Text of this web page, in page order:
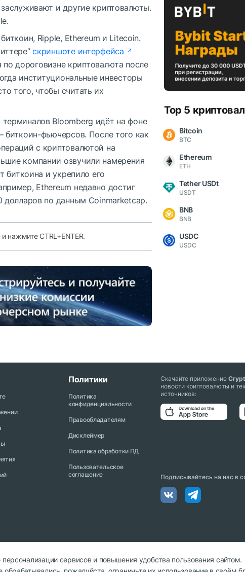
и другие криптовалюты.
Ripple, Ethereum и Litecoin.
скриншоте интерфейса
по дороговизне криптовалюта после
институциональные инвесторы
того, чтобы считать их
Bloomberg идёт на фоне
биткоин-фьючерсов. После того как
с криптовалютой на
компании озвучили намерения
биткоина и укрепило его
Ethereum недавно достиг
долларов по данным Coinmarketcap.
нажмите CTRL+ENTER.
Top 5
Bitcoin
BTC
Ethereum
ETH
Tether USDt
USDT
BNB
BNB
USDC
USDC
Политики
Политика
конфиденциальности
Правообладателям
Дисклеймер
Политика обработки ПД
Пользовательское
соглашение
Скачайте приложение
новости криптовалюты и
источников:
Подписывайтесь на нас в
сервисов и повышения удобства пользования сайтом.